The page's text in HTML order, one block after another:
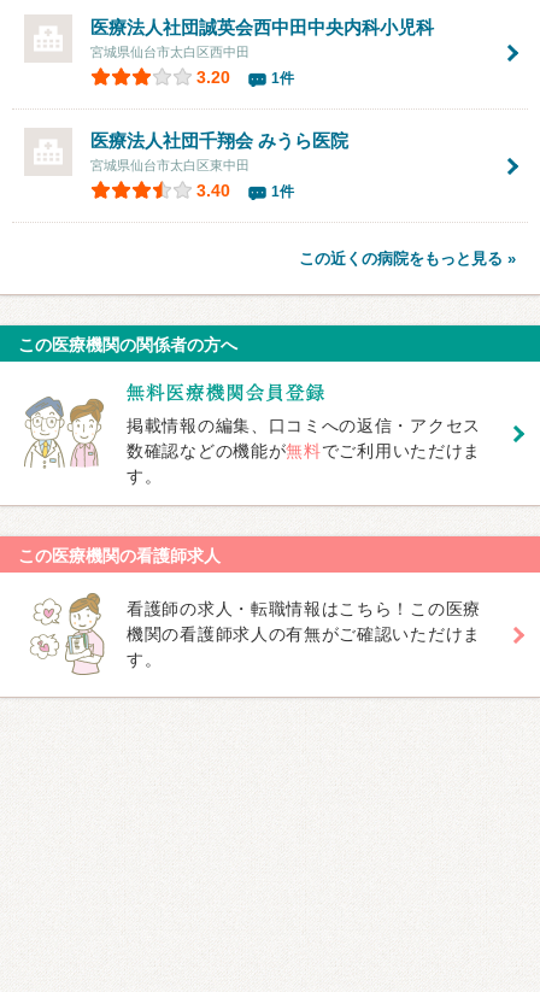
医療法人社団誠英会西中田中央内科小児科
宮城県仙台市太白区西中田
3.20 1件
医療法人社団千翔会みうら医院
宮城県仙台市太白区東中田
3.40 1件
この近くの病院をもっと見る »
この医療機関の関係者の方へ
掲載情報の編集、口コミへの返信・アクセス
数確認などの機能が無料でご利用いただけま
す。
この医療機関の看護師求人
看護師の求人・転職情報はこちら！この医療
機関の看護師求人の有無がご確認いただけま
す。